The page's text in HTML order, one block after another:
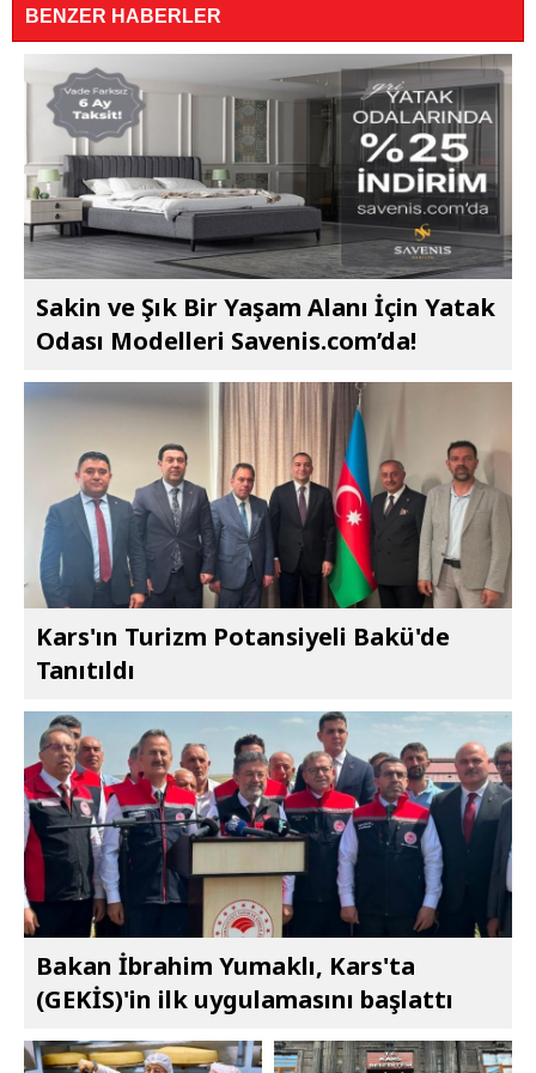
BENZER HABERLER
Sakin ve Şık Bir Yaşam Alanı İçin Yatak
Odası Modelleri Savenis.com’da!
Kars'ın Turizm Potansiyeli Bakü'de
Tanıtıldı
Bakan İbrahim Yumaklı, Kars'ta
(GEKİS)'in ilk uygulamasını başlattı